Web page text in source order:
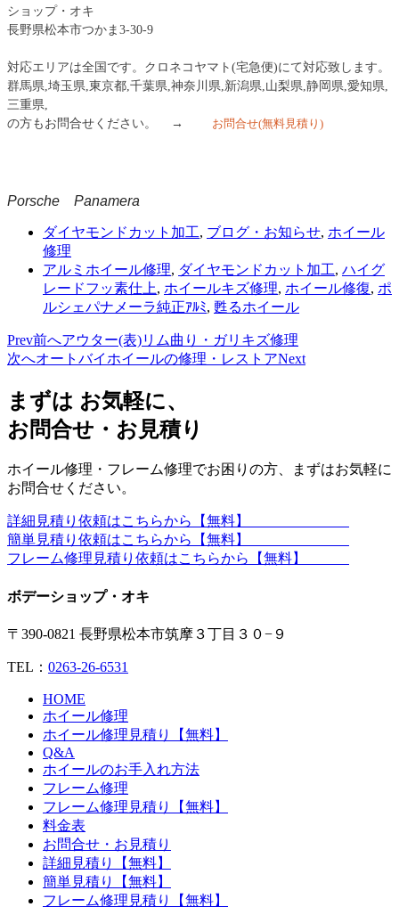
ショップ・オキ
長野県松本市つかま3-30-9
対応エリアは全国です。クロネコヤマト(宅急便)にて対応致します。
群馬県,埼玉県,東京都,千葉県,神奈川県,新潟県,山梨県,静岡県,愛知県,
三重県,
の方もお問合せください。 →
お問合せ(無料見積り)
Porsche Panamera
ダイヤモンドカット加工, ブログ・お知らせ, ホイール
修理
アルミホイール修理, ダイヤモンドカット加工, ハイグ
レードフッ素仕上, ホイールキズ修理, ホイール修復, ポ
ルシェパナメーラ純正ｱﾙﾐ, 甦るホイール
Prev前へアウター(表)リム曲り・ガリキズ修理
次へオートバイホイールの修理・レストアNext
まずは お気軽に、
お問合せ・お見積り
ホイール修理・フレーム修理でお困りの方、まずはお気軽に
お問合せください。
詳細見積り依頼はこちらから【無料】
簡単見積り依頼はこちらから【無料】
フレーム修理見積り依頼はこちらから【無料】
ボデーショップ・オキ
〒390-0821 長野県松本市筑摩３丁目３０−９
TEL： 0263-26-6531
HOME
ホイール修理
ホイール修理見積り【無料】
Q&A
ホイールのお手入れ方法
フレーム修理
フレーム修理見積り【無料】
料金表
お問合せ・お見積り
詳細見積り【無料】
簡単見積り【無料】
フレーム修理見積り【無料】